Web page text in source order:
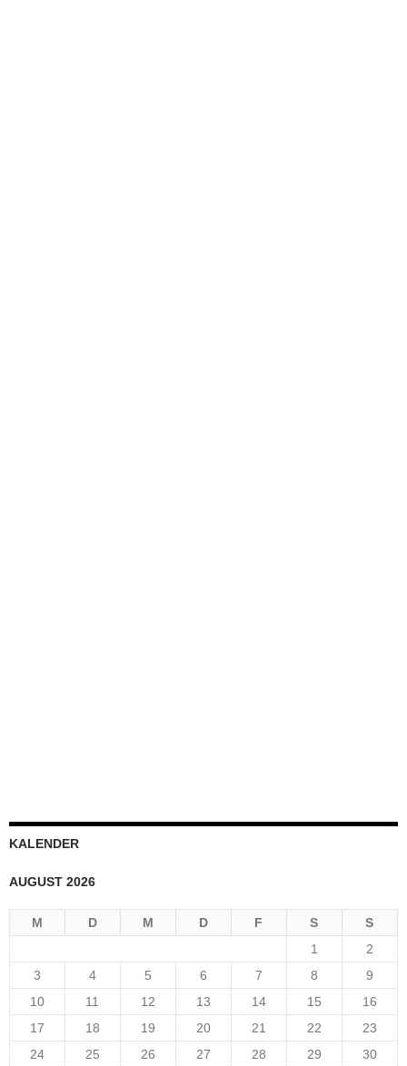
KALENDER
AUGUST 2026
M D M D F S
S
1
2
3
4 5 6 7 8
9
10
11 12 13 14 15
16
17
18 19 20 21 22
23
24
25 26 27 28 29
30